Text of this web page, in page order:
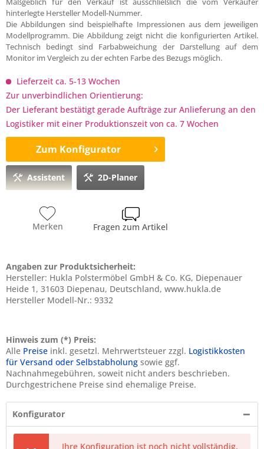
hinterlegte Hersteller Modell-Nummer.
Die Abbildungen sind beispielhafte Impressionen aus dem jeweiligen
Modellprogramm. Die Abbildung zeigt nicht die konfigurierten Artikel.
Technisch bedingt sind Farbabweichung der Darstellung auf dem
Monitor im Vergleich zu der echten Farbe des Bezugs möglich.
Lieferzeit ca. 5-13 Wochen
Zur unverbindlichen Orientierung:
Der Lieferant bestätigt gerade Aufträge zur Anlieferung an den
Logistiker mit einer Produktionszeit von ca. 7 Wochen
Zum Konfigurator
Assistent 2D-Planer
Merken Fragen zum Artikel
Angaben zur Produktsicherheit:
Hersteller: Hukla Polstermöbel GmbH & Co. KG, Diepenauer
Heide 1, 31603 Diepenau, Deutschland, www.hukla.de
Hersteller Modell-Nr.: 9332
Hinweis zum (*) Preis:
Alle Preise inkl. gesetzl. Mehrwertsteuer zzgl. Logistikkosten
für Versand oder Selbstabholung sowie ggf.
Nachnahmegebühren, soweit nicht anders beschrieben.
Durchgestrichene Preise sind ehemalige Preise.
Konfigurator
Ihre Konfiguration ist noch nicht vollständig.